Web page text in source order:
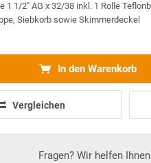
1 1/2" AG x 32/38 inkl. 1 Rolle
Siebkorb sowie Skimmerdeckel
In den Warenkorb
Vergleichen
Fragen? Wir helfen